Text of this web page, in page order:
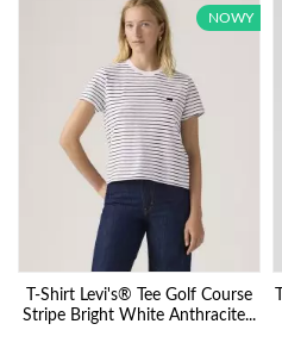
T-Shirt Levi's® Tee Golf Course
Stripe Bright White Anthracite...
NOWY